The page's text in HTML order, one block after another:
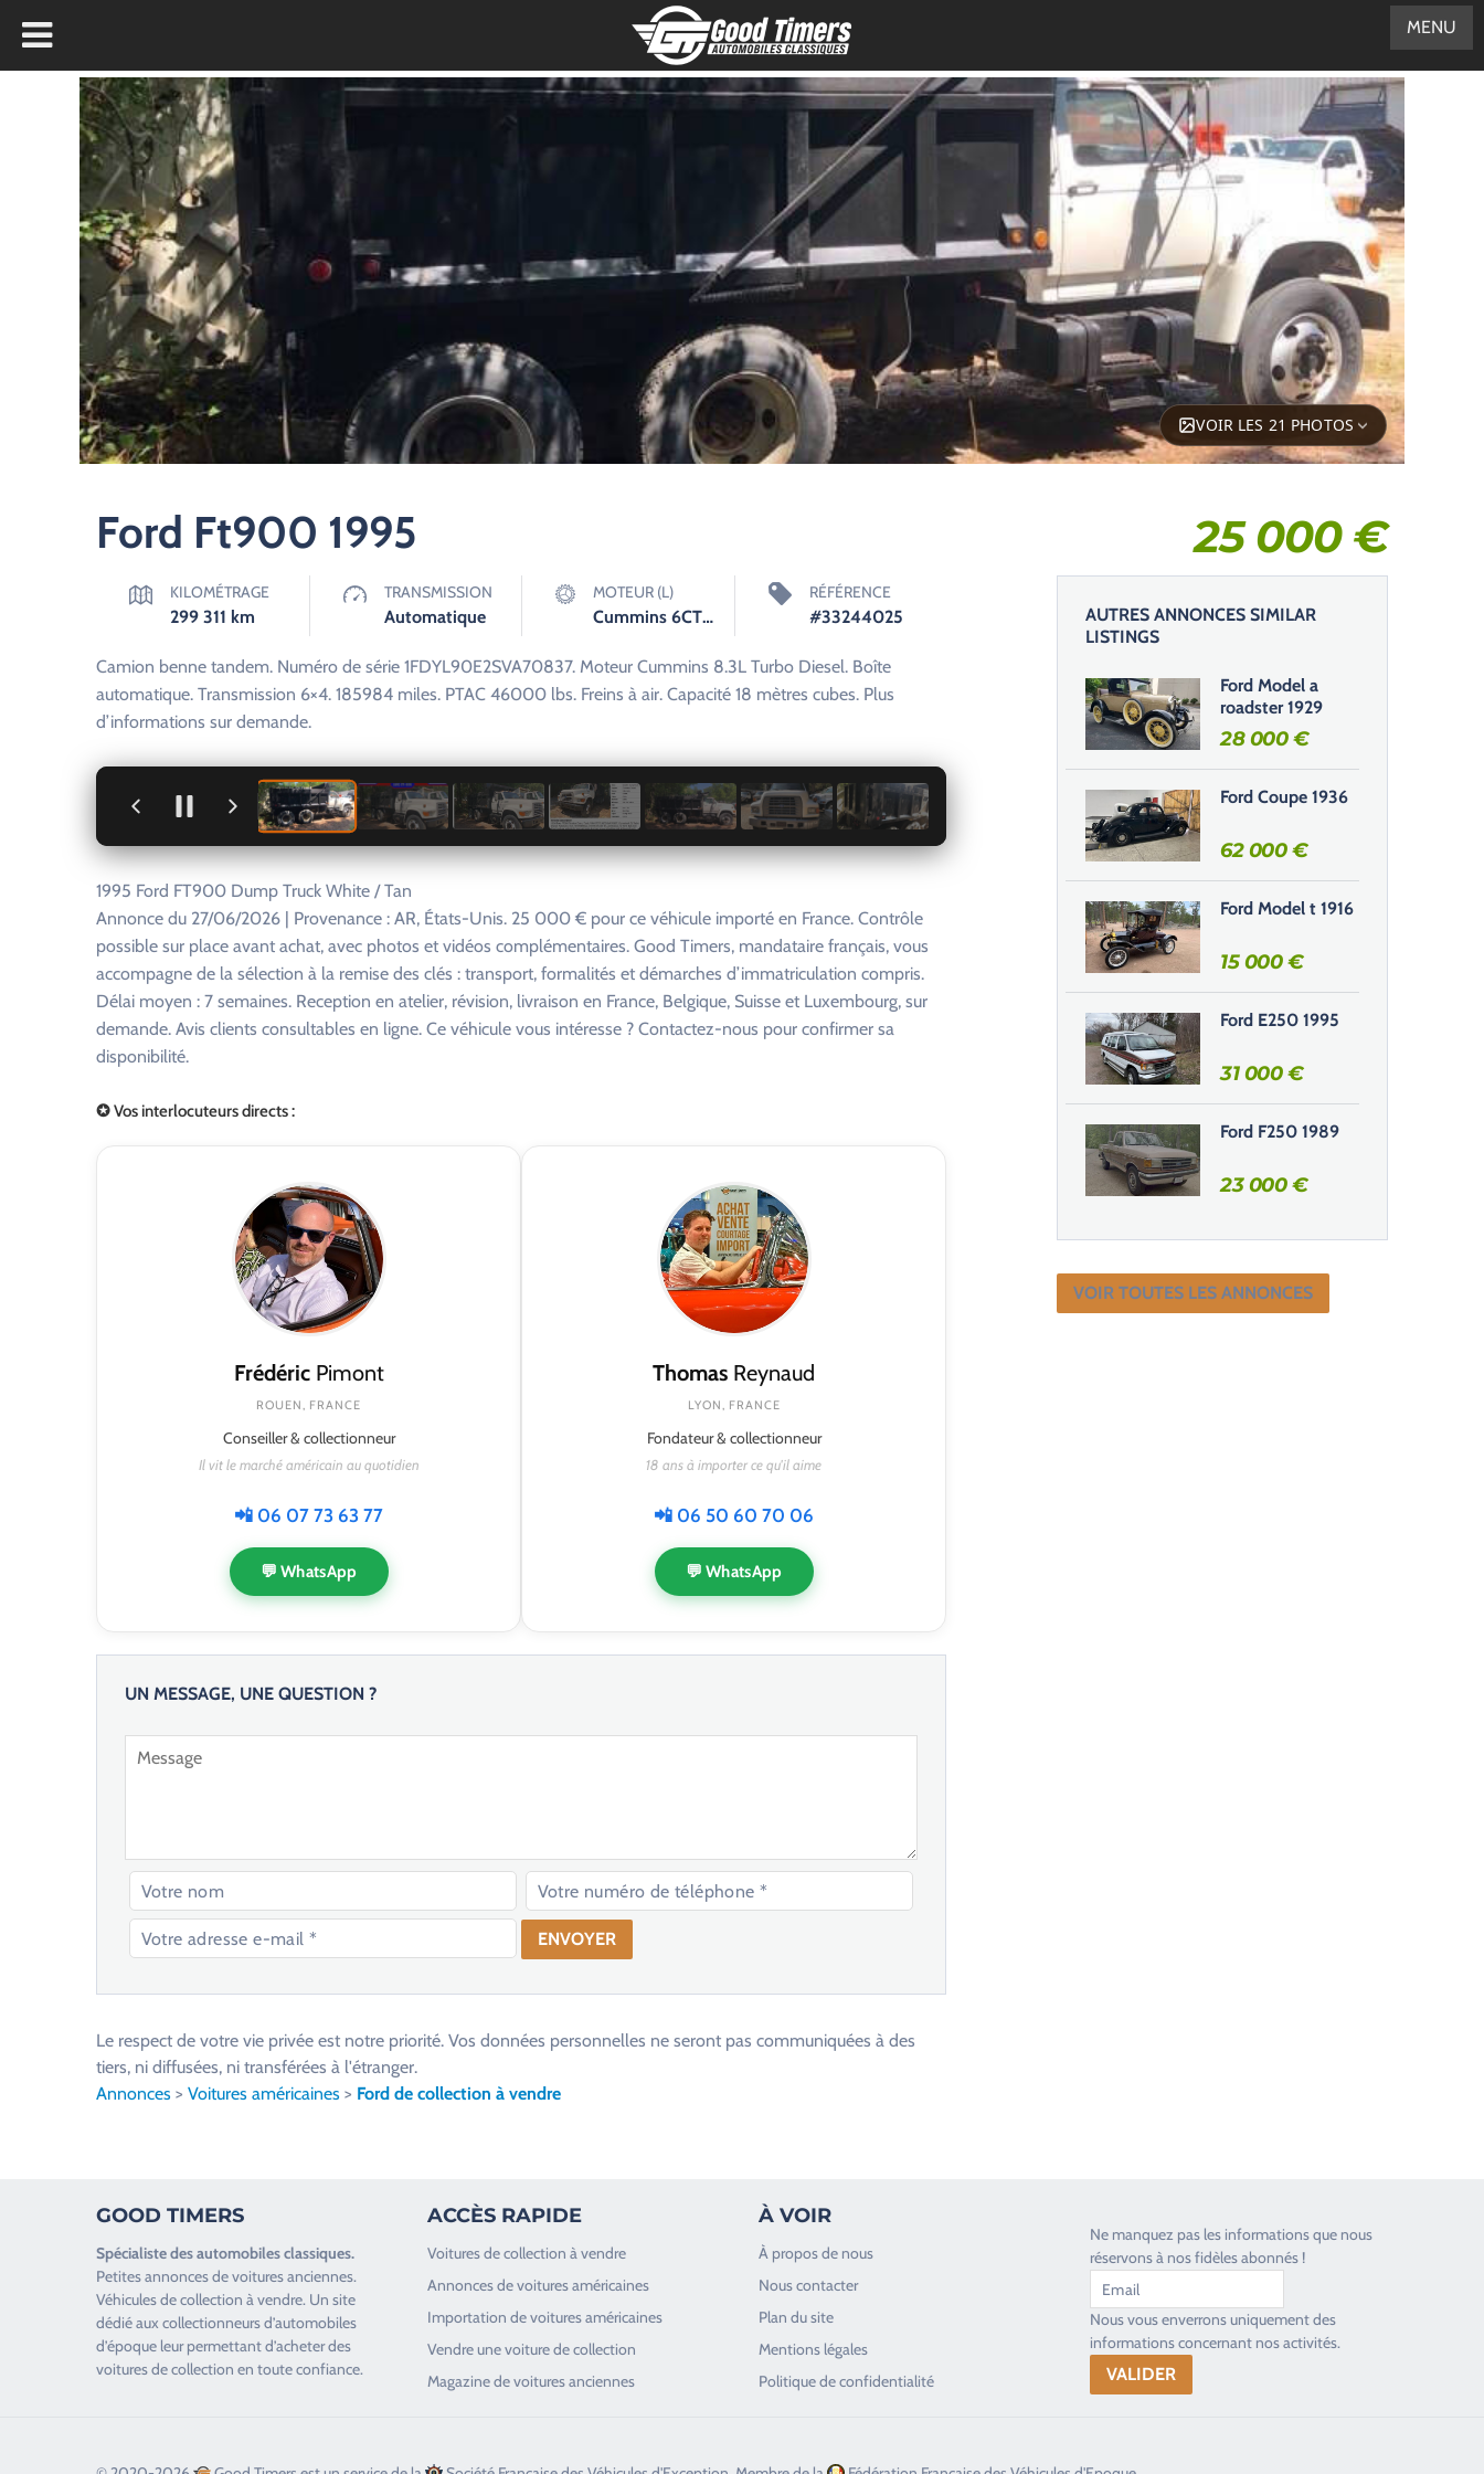
VOIR LES 21 PHOTOS
Ford Ft900 1995 25 000€
KILOMÉTRAGE
299 311 km
TRANSMISSION
Automatique
MOTEUR (L)
Cummins 6CT I6 8.3L
RÉFÉRENCE
#33244025
Camion benne tandem. Numéro de série 1FDYL90E2SVA70837. Moteur Cummins 8.3L Turbo Diesel. Boîte
automatique. Transmission 6×4. 185984 miles. PTAC 46000 lbs. Freins à air. Capacité 18 mètres cubes. Plus
d’informations sur demande.
1 / 21
1995 Ford FT900 Dump Truck White / Tan
Annonce du 27/06/2026 | Provenance : AR, États-Unis. 25 000 € pour ce véhicule importé en France. Contrôle
possible sur place avant achat, avec photos et vidéos complémentaires. Good Timers, mandataire français, vous
accompagne de la sélection à la remise des clés : transport, formalités et démarches d’immatriculation compris.
Délai moyen : 7 semaines. Reception en atelier, révision, livraison en France, Belgique, Suisse et Luxembourg, sur
demande. Avis clients consultables en ligne. Ce véhicule vous intéresse ? Contactez-nous pour confirmer sa
disponibilité.
✪ Vos interlocuteurs directs :
FrédéricPimont
ROUEN, FRANCE
Conseiller & collectionneur
Il vit le marché américain au quotidien
📲 06 07 73 63 77
💬 WhatsApp
Thomas Reynaud
LYON, FRANCE
Fondateur & collectionneur
18 ans à importer ce qu'il aime
📲 06 50 60 70 06
💬 WhatsApp
UN MESSAGE, UNE QUESTION ?
l
a
s
e
r
c
Le respect de votre vie privée est notre priorité. Vos données personnelles ne seront pas communiquées à des
tiers, ni diffusées, ni transférées à l'étranger.
Annonces > Voitures américaines > Ford de collection à vendre
AUTRES ANNONCES SIMILAR
LISTINGS
Ford Model a
roadster 1929
28 000€
Ford Coupe 1936
62 000€
Ford Model t 1916
15 000€
Ford E250 1995
31 000€
Ford F250 1989
23 000€
VOIR TOUTES LES ANNONCES
GOOD TIMERS
Spécialiste desautomobiles classiques.
Petites annonces devoitures anciennes.
Véhicules de collection à vendre. Un site
dédié aux collectionneurs d’automobiles
d’époque leur permettant d’acheter des
voitures de collection en toute confiance.
ACCÈS RAPIDE
Voitures de collection à vendre
Annonces de voitures américaines
Importation de voitures américaines
Vendre une voiture de collection
Magazine de voitures anciennes
À VOIR
À propos de nous
Nous contacter
Plan du site
Mentions légales
Politique de confidentialité
Ne manquez pas les informations que nous
réservons à nos fidèles abonnés !
Nous vous enverrons uniquement des
informations concernant nos activités.
MENU